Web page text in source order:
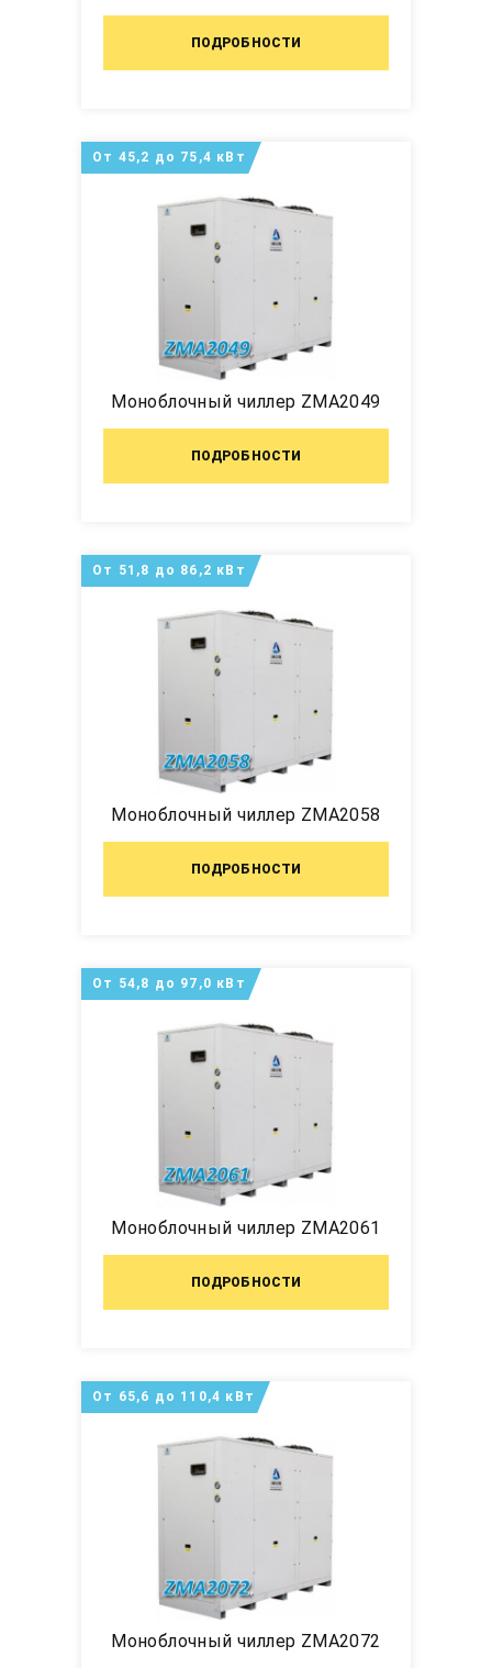
ПОДРОБНОСТИ
Моноблочный чиллер ZMA2049
ПОДРОБНОСТИ
От 45,2 до 75,4 кВт
Моноблочный чиллер ZMA2058
ПОДРОБНОСТИ
От 51,8 до 86,2 кВт
Моноблочный чиллер ZMA2061
ПОДРОБНОСТИ
От 54,8 до 97,0 кВт
Моноблочный чиллер ZMA2072
От 65,6 до 110,4 кВт